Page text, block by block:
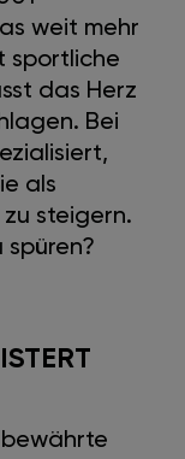
weit mehr
sportliche
das Herz
Bei
als
steigern.
spüren?